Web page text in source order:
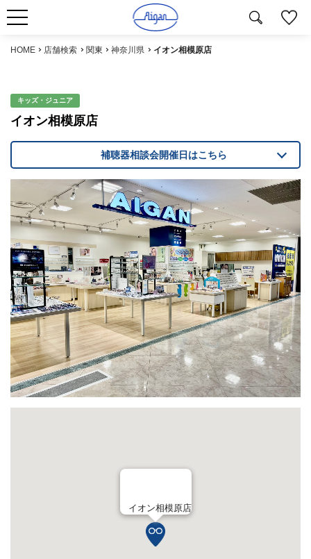
HOME 店舗検索 関東 神奈川県 イオン相模原店
キッズ・ジュニア
イオン相模原店
補聴器相談会開催日はこちら
イオン相模原店